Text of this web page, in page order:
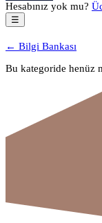
Hesabınız yok mu?
☰
← Bilgi Bankası
Bu kategoride henüz